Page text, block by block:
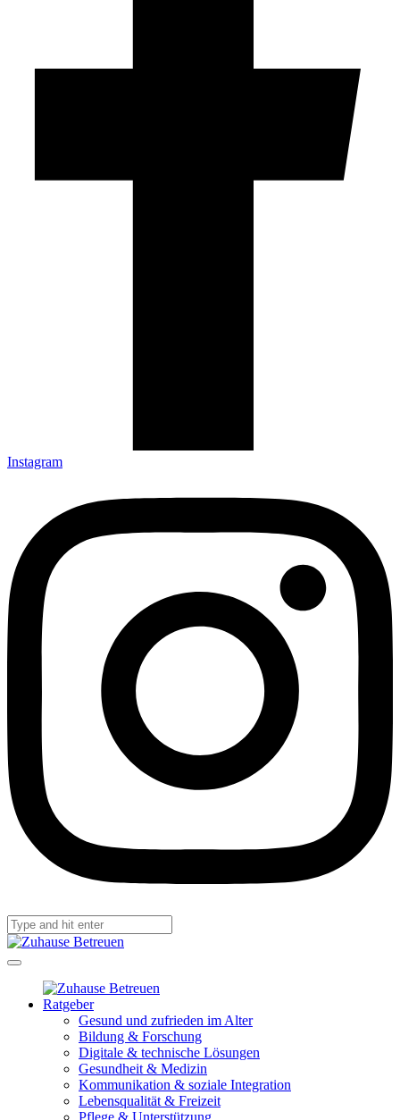
Instagram
Ratgeber
Gesund und zufrieden im Alter
Bildung & Forschung
Digitale & technische Lösungen
Gesundheit & Medizin
Kommunikation & soziale Integration
Lebensqualität & Freizeit
Pflege & Unterstützung